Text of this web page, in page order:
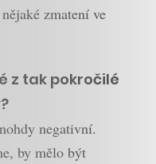
zmatení ve
z tak pokročilé
negativní.
by mělo být